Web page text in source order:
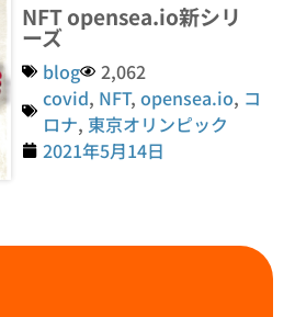
NFT opensea.io新シリ
ーズ
blog
2,062
covid, NFT,opensea.io, コ
ロナ, 東京オリンピック
2021年5月14日